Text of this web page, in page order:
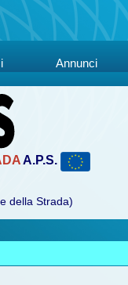
Annunci
A.P.S.
della Strada)